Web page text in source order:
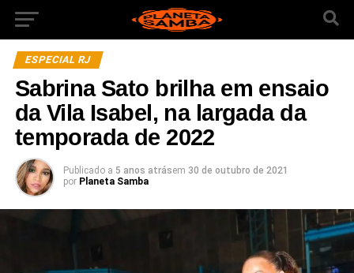
ESPECIAL RJ
Sabrina Sato brilha em ensaio
da Vila Isabel, na largada da
temporada de 2022
Publicado a 5 anos atrásem 30 de outubro de 2021
por Planeta Samba